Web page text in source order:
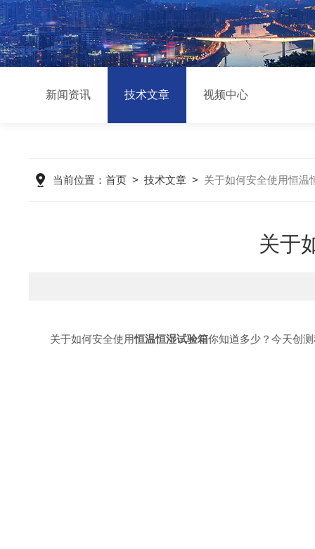
新闻资讯 技术文章 视频中心
当前位置： 首页> 技术文章> 关于如何安全使用恒温
关于
关于如何安全使用恒温恒湿试验箱你知道多少？今天创